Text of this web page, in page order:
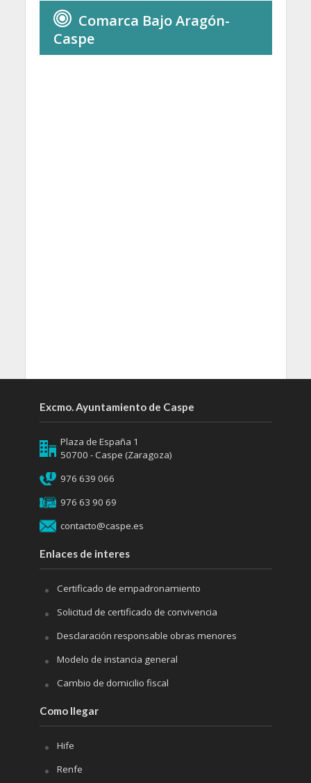
Comarca Bajo Aragón-
Caspe
Excmo. Ayuntamiento de Caspe
Plaza de España 1
50700 - Caspe (Zaragoza)
976 639 066
976 63 90 69
contacto@caspe.es
Enlaces de interes
Certificado de empadronamiento
Solicitud de certificado de convivencia
Desclaración responsable obras menores
Modelo de instancia general
Cambio de domicilio fiscal
Como llegar
Hife
Renfe